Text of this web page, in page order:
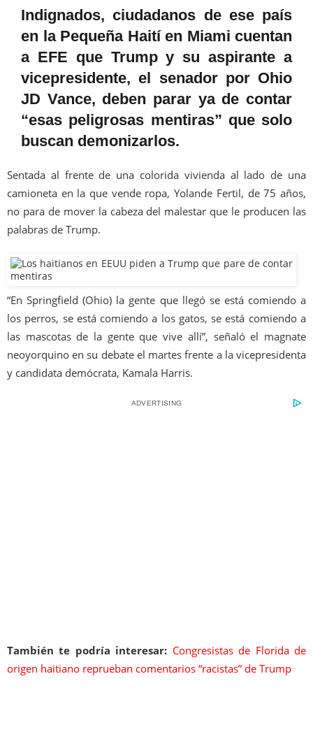
Indignados, ciudadanos de ese país
en la Pequeña Haití en Miami cuentan
a EFE que Trump y su aspirante a
vicepresidente, el senador por Ohio
JD Vance, deben parar ya de contar
“esas peligrosas mentiras” que solo
buscan demonizarlos.
Sentada al frente de una colorida vivienda al lado de una
camioneta en la que vende ropa, Yolande Fertil, de 75 años,
no para de mover la cabeza del malestar que le producen las
palabras de Trump.
“En Springfield (Ohio) la gente que llegó se está comiendo a
los perros, se está comiendo a los gatos, se está comiendo a
las mascotas de la gente que vive allí”, señaló el magnate
neoyorquino en su debate el martes frente a la vicepresidenta
y candidata demócrata, Kamala Harris.
ADVERTISING
También te podría interesar: Congresistas de Florida de
origen haitiano reprueban comentarios “racistas” de Trump